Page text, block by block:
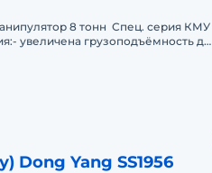
8 тонн Спец. серия КМУ
увеличена грузоподъёмность до
Dong Yang SS1956